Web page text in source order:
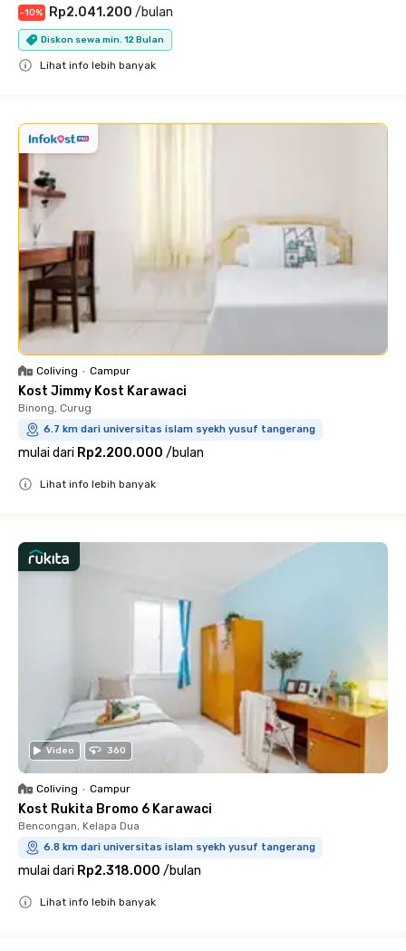
-10% Rp2.041.200 /bulan
Diskon sewa min. 12 Bulan
Lihat info lebih banyak
Coliving • Campur
Kost Jimmy Kost Karawaci
Binong, Curug
6.7 km dari universitas islam syekh yusuf tangerang
mulai dari Rp2.200.000 /bulan
Lihat info lebih banyak
Video 360
Coliving • Campur
Kost Rukita Bromo 6 Karawaci
Bencongan, Kelapa Dua
6.8 km dari universitas islam syekh yusuf tangerang
mulai dari Rp2.318.000 /bulan
Lihat info lebih banyak